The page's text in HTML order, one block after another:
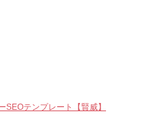
SEOテンプレート【賢威】